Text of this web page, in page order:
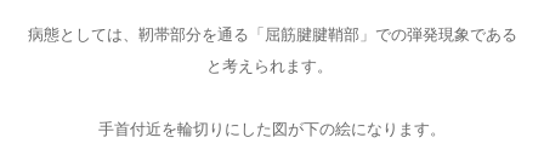
病態としては、靭帯部分を通る「屈筋腱腱鞘部」での弾発現象である
と考えられます。
手首付近を輪切りにした図が下の絵になります。